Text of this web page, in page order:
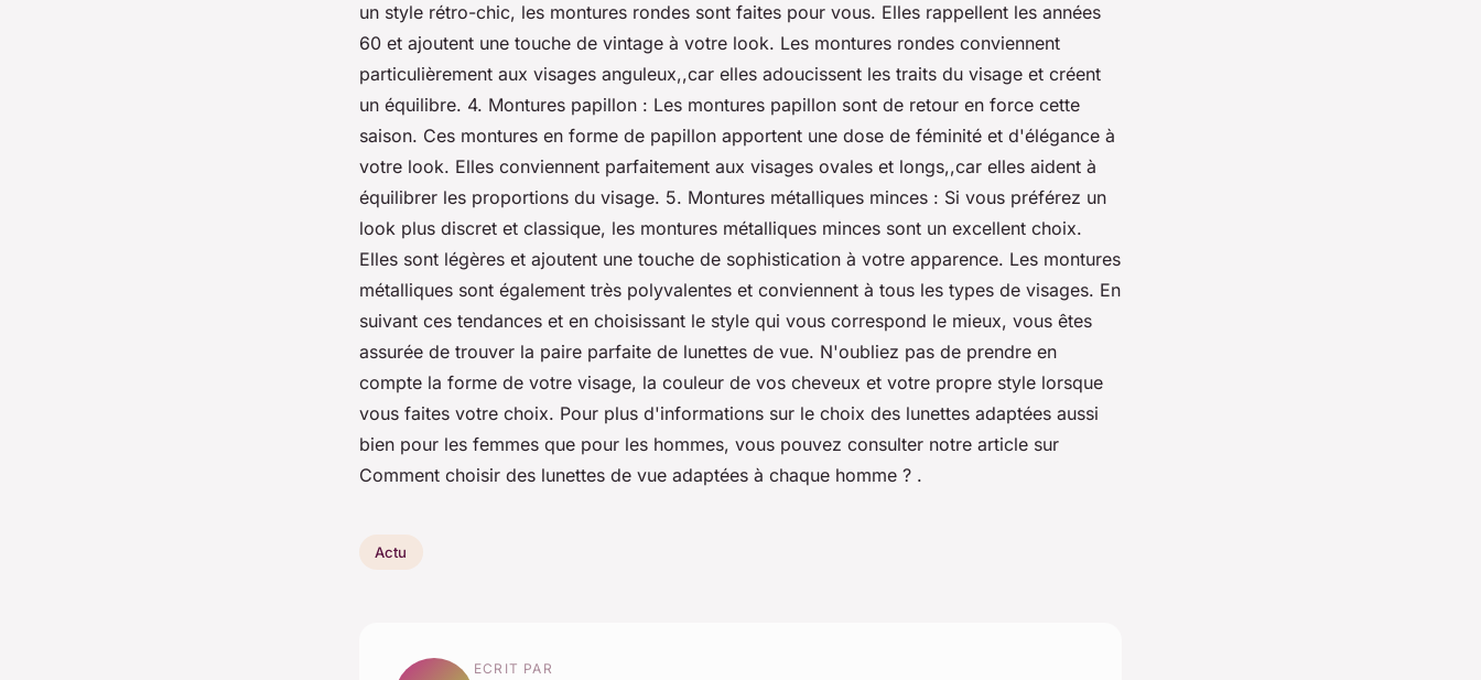
un style rétro-chic, les montures rondes sont faites pour vous. Elles rappellent les années
60 et ajoutent une touche de vintage à votre look. Les montures rondes conviennent
particulièrement aux visages anguleux,,car elles adoucissent les traits du visage et créent
un équilibre. 4. Montures papillon : Les montures papillon sont de retour en force cette
saison. Ces montures en forme de papillon apportent une dose de féminité et d'élégance à
votre look. Elles conviennent parfaitement aux visages ovales et longs,,car elles aident à
équilibrer les proportions du visage. 5. Montures métalliques minces : Si vous préférez un
look plus discret et classique, les montures métalliques minces sont un excellent choix.
Elles sont légères et ajoutent une touche de sophistication à votre apparence. Les montures
métalliques sont également très polyvalentes et conviennent à tous les types de visages. En
suivant ces tendances et en choisissant le style qui vous correspond le mieux, vous êtes
assurée de trouver la paire parfaite de lunettes de vue. N'oubliez pas de prendre en
compte la forme de votre visage, la couleur de vos cheveux et votre propre style lorsque
vous faites votre choix. Pour plus d'informations sur le choix des lunettes adaptées aussi
bien pour les femmes que pour les hommes, vous pouvez consulter notre article sur
Comment choisir des lunettes de vue adaptées à chaque homme ? .
Actu
ECRIT PAR